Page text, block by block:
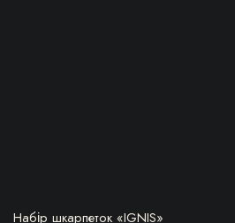
ПЕРЕЙТИ ДО ТОВАРУ
Набір шкарпеток «IGNIS»